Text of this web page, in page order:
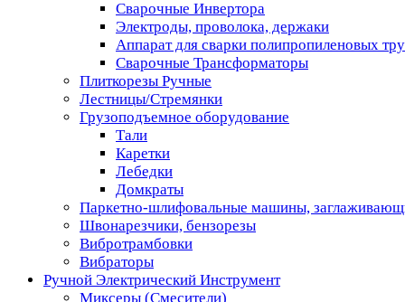
Сварочные Инвертора
Электроды, проволока, держаки
Аппарат для сварки полипропиленовых
Сварочные Трансформаторы
Плиткорезы Ручные
Лестницы/Стремянки
Грузоподъемное оборудование
Тали
Каретки
Лебедки
Домкраты
Паркетно-шлифовальные машины,
Швонарезчики, бензорезы
Вибротрамбовки
Вибраторы
Ручной Электрический Инструмент
Миксеры (Смесители)